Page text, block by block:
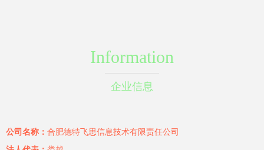
Information
企业信息
公司名称： 合肥德特飞思信息技术有限责任公司